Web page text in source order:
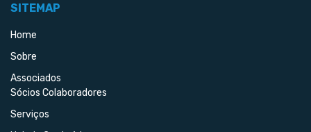
SITEMAP
Home
Sobre
Associados
Sócios Colaboradores
Serviços